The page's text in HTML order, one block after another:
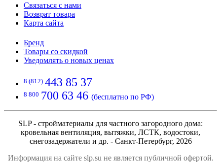
Связаться с нами
Возврат товара
Карта сайта
Бренд
Товары со скидкой
Уведомлять о новых ценах
8 (812) 443 85 37
8 800 700 63 46 (бесплатно по РФ)
SLP - стройматериалы для частного загородного дома:
кровельная вентиляция, вытяжки, ЛСТК, водостоки,
снегозадержатели и др. - Санкт-Петербург, 2026
Информация на сайте slp.su не является публичной офертой.